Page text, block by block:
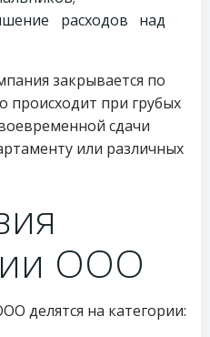
расходов над
закрывается по
происходит при грубых
сдачи
или различных
ООО
делятся на категории: